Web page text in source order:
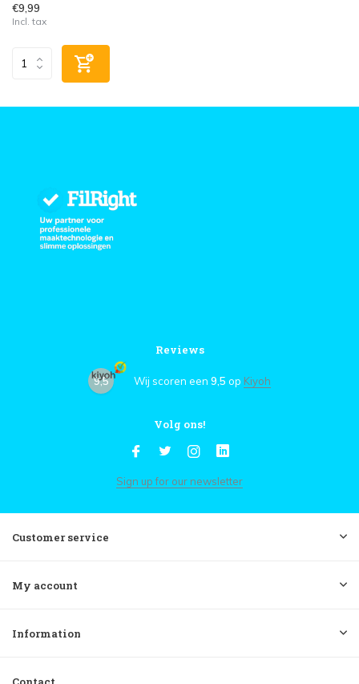
€9,99
Incl. tax
Reviews
9,5 Wij scoren een 9,5 op Kiyoh
Volg ons!
Sign up for our newsletter
Customer service
My account
Information